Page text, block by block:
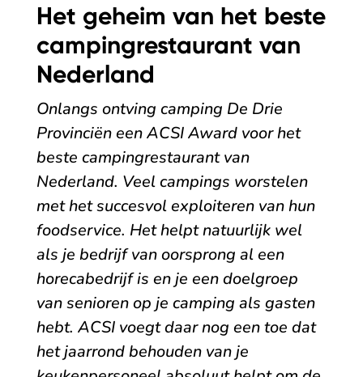
Het geheim van het beste
campingrestaurant van
Nederland
Onlangs ontving camping De Drie
Provinciën een ACSI Award voor het
beste campingrestaurant van
Nederland. Veel campings worstelen
met het succesvol exploiteren van hun
foodservice. Het helpt natuurlijk wel
als je bedrijf van oorsprong al een
horecabedrijf is en je een doelgroep
van senioren op je camping als gasten
hebt. ACSI voegt daar nog een toe dat
het jaarrond behouden van je